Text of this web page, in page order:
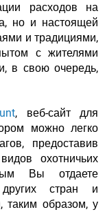
расходов на
но и настоящей
и традициями,
с жителями
в свою очередь,
, веб-сайт для
можно легко
предоставив
охотничьих
Вы отдаете
других стран и
таким образом, у